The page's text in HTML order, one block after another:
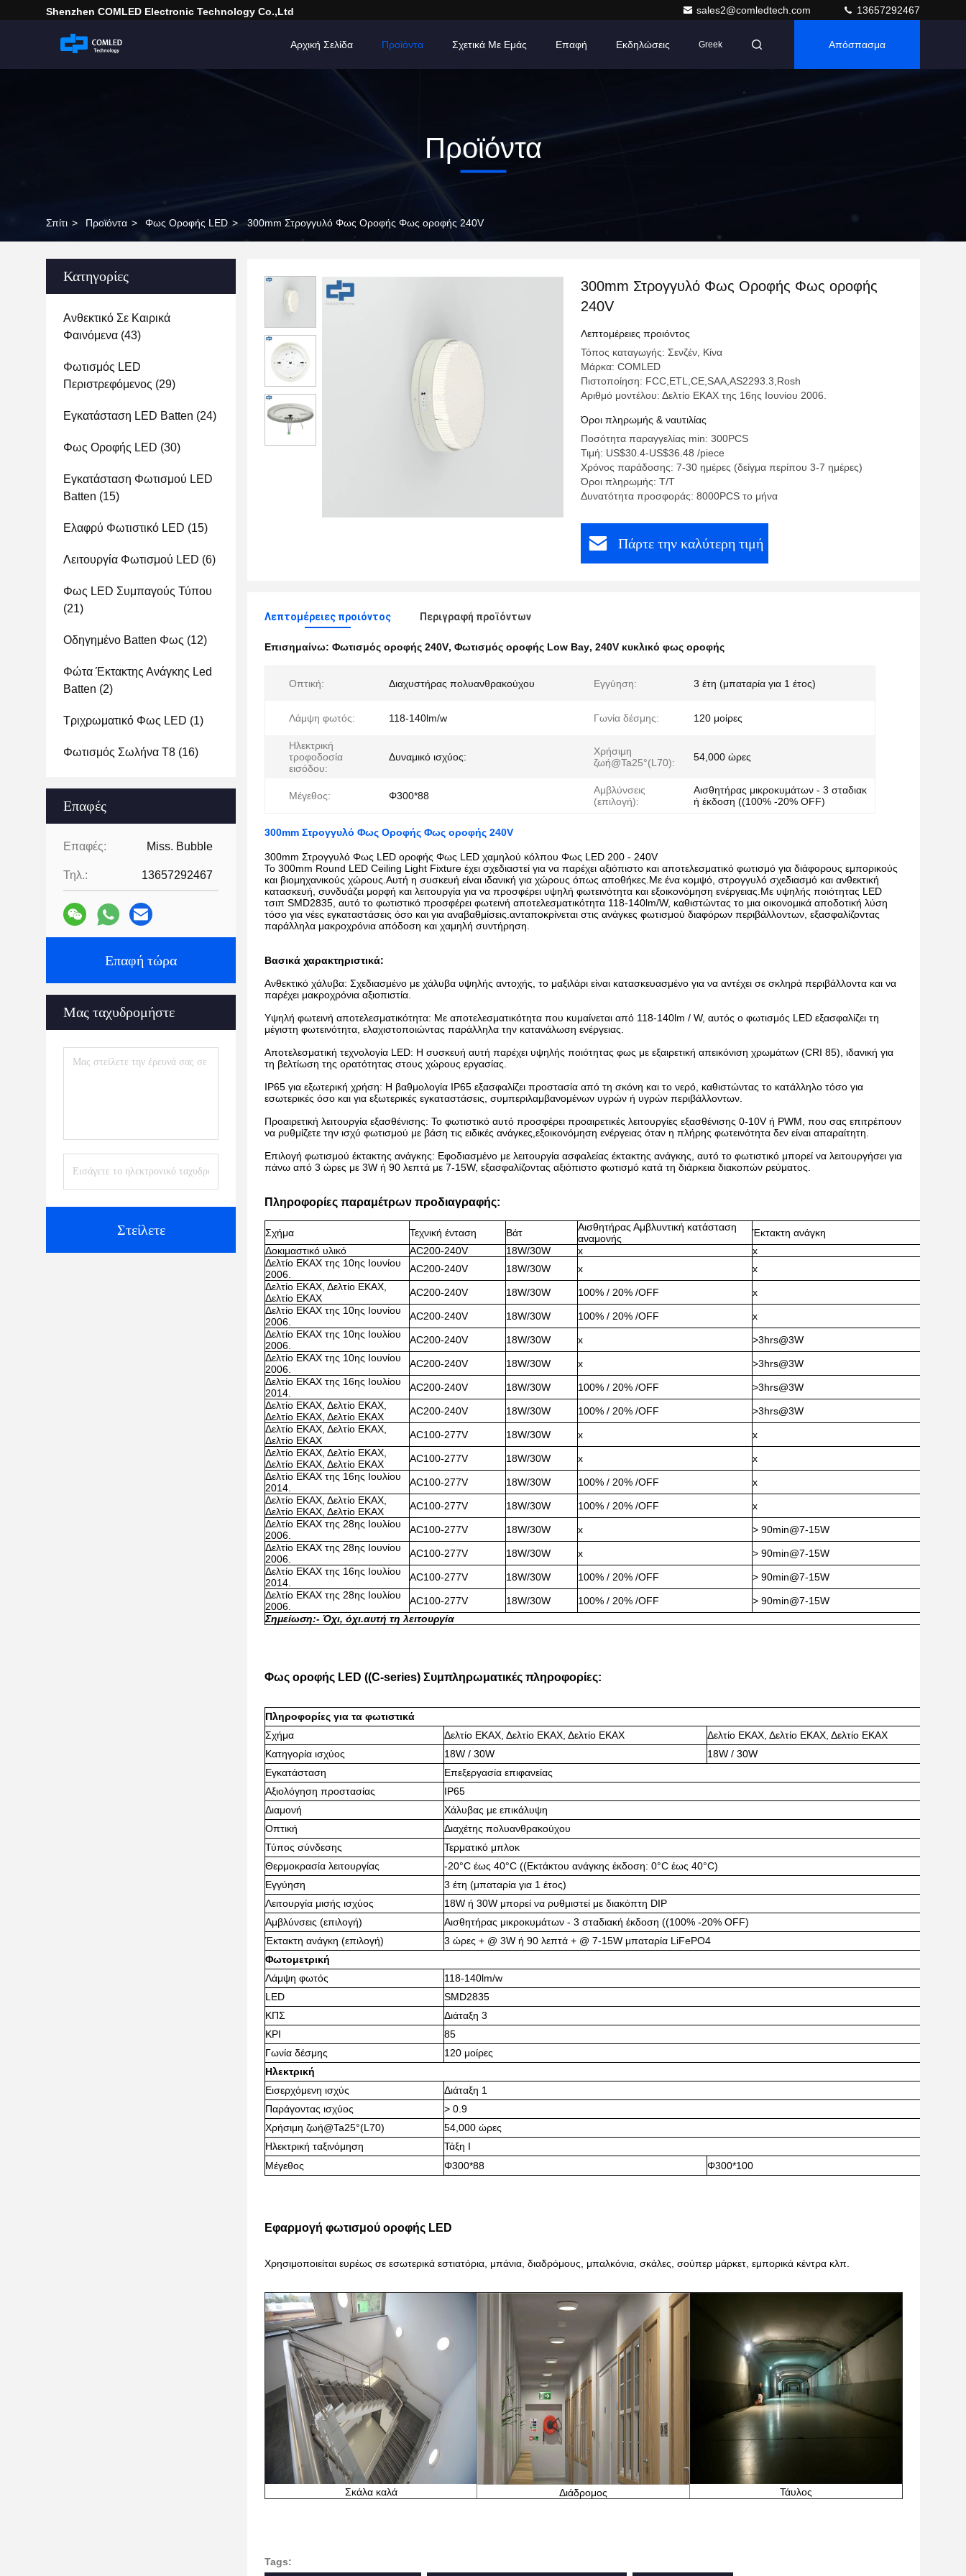
Shenzhen COMLED Electronic Technology Co.,ltd sales2@comledtech.com 13657292467
Αρχική Σελίδα Προϊόντα Σχετικά Με Εμάς Επαφή Εκδηλώσεις Greek Απόσπασμα
Προϊόντα
Σπίτι > Προϊόντα > Φως Οροφής LED > 300mm Στρογγυλό Φως Οροφής Φως οροφής 240V
Κατηγορίες
Ανθεκτικό Σε Καιρικά
Φαινόμενα (43)
Φωτισμός LED
Περιστρεφόμενος (29)
Εγκατάσταση LED Batten (24)
Φως Οροφής LED (30)
Εγκατάσταση Φωτισμού LED
Batten (15)
Ελαφρύ Φωτιστικό LED (15)
Λειτουργία Φωτισμού LED (6)
Φως LED Συμπαγούς Τύπου
(21)
Οδηγημένο Batten Φως (12)
Φώτα Έκτακτης Ανάγκης Led
Batten (2)
Τριχρωματικό Φως LED (1)
Φωτισμός Σωλήνα T8 (16)
Επαφές
Επαφές: Miss. Bubble
Τηλ.: 13657292467
Επαφή τώρα
Μας ταχυδρομήστε
Στείλετε
300mm Στρογγυλό Φως Οροφής Φως οροφής
240V
Λεπτομέρειες προιόντος
Τόπος καταγωγής: Σενζέν, Κίνα
Μάρκα: COMLED
Πιστοποίηση: FCC,ETL,CE,SAA,AS2293.3,Rosh
Αριθμό μοντέλου: Δελτίο ΕΚΑΧ της 16ης Ιουνίου 2006.
Όροι πληρωμής & ναυτιλίας
Ποσότητα παραγγελίας min: 300PCS
Τιμή: US$30.4-US$36.48 /piece
Χρόνος παράδοσης: 7-30 ημέρες (δείγμα περίπου 3-7 ημέρες)
Όροι πληρωμής: Τ/Τ
Δυνατότητα προσφοράς: 8000PCS το μήνα
Πάρτε την καλύτερη τιμή
Λεπτομέρειες προιόντος Περιγραφή προϊόντων
Επισημαίνω: Φωτισμός οροφής 240V, Φωτισμός οροφής Low Bay, 240V κυκλικό φως οροφής
Οπτική: Διαχυστήρας πολυανθρακούχου Εγγύηση: 3 έτη (μπαταρία για 1 έτος)
Λάμψη φωτός: 118-140lm/w Γωνία δέσμης: 120 μοίρες
Ηλεκτρική
τροφοδοσία
εισόδου:
Δυναμικό ισχύος:
Χρήσιμη
ζωή@Ta25°(L70):
54,000 ώρες
Μέγεθος: Φ300*88
Αμβλύνσεις
(επιλογή):
Αισθητήρας μικροκυμάτων - 3 σταδιακ
ή έκδοση ((100% -20% OFF)
300mm Στρογγυλό Φως Οροφής Φως οροφής 240V
300mm Στρογγυλό Φως LED οροφής Φως LED χαμηλού κόλπου Φως LED 200 - 240V
Το 300mm Round LED Ceiling Light Fixture έχει σχεδιαστεί για να παρέχει αξιόπιστο και αποτελεσματικό φωτισμό για διάφορους εμπορικούς
και βιομηχανικούς χώρους.Αυτή η συσκευή είναι ιδανική για χώρους όπως αποθήκες.Με ένα κομψό, στρογγυλό σχεδιασμό και ανθεκτική
κατασκευή, συνδυάζει μορφή και λειτουργία για να προσφέρει υψηλή φωτεινότητα και εξοικονόμηση ενέργειας.Με υψηλής ποιότητας LED
τσιπ SMD2835, αυτό το φωτιστικό προσφέρει φωτεινή αποτελεσματικότητα 118-140lm/W, καθιστώντας το μια οικονομικά αποδοτική λύση
τόσο για νέες εγκαταστάσεις όσο και για αναβαθμίσεις.ανταποκρίνεται στις ανάγκες φωτισμού διαφόρων περιβάλλοντων, εξασφαλίζοντας
παράλληλα μακροχρόνια απόδοση και χαμηλή συντήρηση.
Βασικά χαρακτηριστικά:
Ανθεκτικό χάλυβα: Σχεδιασμένο με χάλυβα υψηλής αντοχής, το μαξιλάρι είναι κατασκευασμένο για να αντέχει σε σκληρά περιβάλλοντα και να
παρέχει μακροχρόνια αξιοπιστία.
Υψηλή φωτεινή αποτελεσματικότητα: Με αποτελεσματικότητα που κυμαίνεται από 118-140lm / W, αυτός ο φωτισμός LED εξασφαλίζει τη
μέγιστη φωτεινότητα, ελαχιστοποιώντας παράλληλα την κατανάλωση ενέργειας.
Αποτελεσματική τεχνολογία LED: Η συσκευή αυτή παρέχει υψηλής ποιότητας φως με εξαιρετική απεικόνιση χρωμάτων (CRI 85), ιδανική για
τη βελτίωση της ορατότητας στους χώρους εργασίας.
IP65 για εξωτερική χρήση: Η βαθμολογία IP65 εξασφαλίζει προστασία από τη σκόνη και το νερό, καθιστώντας το κατάλληλο τόσο για
εσωτερικές όσο και για εξωτερικές εγκαταστάσεις, συμπεριλαμβανομένων υγρών ή υγρών περιβάλλοντων.
Προαιρετική λειτουργία εξασθένισης: Το φωτιστικό αυτό προσφέρει προαιρετικές λειτουργίες εξασθένισης 0-10V ή PWM, που σας επιτρέπουν
να ρυθμίζετε την ισχύ φωτισμού με βάση τις ειδικές ανάγκες,εξοικονόμηση ενέργειας όταν η πλήρης φωτεινότητα δεν είναι απαραίτητη.
Επιλογή φωτισμού έκτακτης ανάγκης: Εφοδιασμένο με λειτουργία ασφαλείας έκτακτης ανάγκης, αυτό το φωτιστικό μπορεί να λειτουργήσει για
πάνω από 3 ώρες με 3W ή 90 λεπτά με 7-15W, εξασφαλίζοντας αξιόπιστο φωτισμό κατά τη διάρκεια διακοπών ρεύματος.
Πληροφορίες παραμέτρων προδιαγραφής:
Σχήμα Τεχνική ένταση Βάτ
Αισθητήρας Αμβλυντική κατάσταση
αναμονής
Έκτακτη ανάγκη
Δοκιμαστικό υλικό
AC200-240V 18W/30W x
x
Δελτίο ΕΚΑΧ της 10ης Ιουνίου
2006.
AC200-240V 18W/30W x
x
Δελτίο ΕΚΑΧ, Δελτίο ΕΚΑΧ,
Δελτίο ΕΚΑΧ
AC200-240V 18W/30W 100% / 20% /OFF
x
Δελτίο ΕΚΑΧ της 10ης Ιουνίου
2006.
AC200-240V 18W/30W 100% / 20% /OFF
x
Δελτίο ΕΚΑΧ της 10ης Ιουλίου
2006.
AC200-240V 18W/30W x
>3hrs@3W
Δελτίο ΕΚΑΧ της 10ης Ιουνίου
2006.
AC200-240V 18W/30W x
>3hrs@3W
Δελτίο ΕΚΑΧ της 16ης Ιουλίου
2014.
AC200-240V 18W/30W 100% / 20% /OFF
>3hrs@3W
Δελτίο ΕΚΑΧ, Δελτίο ΕΚΑΧ,
Δελτίο ΕΚΑΧ, Δελτίο ΕΚΑΧ
AC200-240V 18W/30W 100% / 20% /OFF
>3hrs@3W
Δελτίο ΕΚΑΧ, Δελτίο ΕΚΑΧ,
Δελτίο ΕΚΑΧ
AC100-277V 18W/30W x
x
Δελτίο ΕΚΑΧ, Δελτίο ΕΚΑΧ,
Δελτίο ΕΚΑΧ, Δελτίο ΕΚΑΧ
AC100-277V 18W/30W x
x
Δελτίο ΕΚΑΧ της 16ης Ιουλίου
2014.
AC100-277V 18W/30W 100% / 20% /OFF
x
Δελτίο ΕΚΑΧ, Δελτίο ΕΚΑΧ,
Δελτίο ΕΚΑΧ, Δελτίο ΕΚΑΧ
AC100-277V 18W/30W 100% / 20% /OFF
x
Δελτίο ΕΚΑΧ της 28ης Ιουλίου
2006.
AC100-277V 18W/30W x
> 90min@7-15W
Δελτίο ΕΚΑΧ της 28ης Ιουνίου
2006.
AC100-277V 18W/30W x
> 90min@7-15W
Δελτίο ΕΚΑΧ της 16ης Ιουλίου
2014.
AC100-277V 18W/30W 100% / 20% /OFF
> 90min@7-15W
Δελτίο ΕΚΑΧ της 28ης Ιουλίου
2006.
AC100-277V 18W/30W 100% / 20% /OFF
> 90min@7-15W
Σημείωση:- Όχι, όχι.αυτή τη λειτουργία
Φως οροφής LED ((C-series) Συμπληρωματικές πληροφορίες:
Πληροφορίες για τα φωτιστικά
Σχήμα
Δελτίο ΕΚΑΧ, Δελτίο ΕΚΑΧ, Δελτίο ΕΚΑΧ
Δελτίο ΕΚΑΧ, Δελτίο ΕΚΑΧ, Δελτίο ΕΚΑΧ
Κατηγορία ισχύος
18W / 30W
18W / 30W
Εγκατάσταση
Επεξεργασία επιφανείας
Αξιολόγηση προστασίας
IP65
Διαμονή
Χάλυβας με επικάλυψη
Οπτική
Διαχέτης πολυανθρακούχου
Τύπος σύνδεσης
Τερματικό μπλοκ
Θερμοκρασία λειτουργίας
-20°C έως 40°C ((Εκτάκτου ανάγκης έκδοση: 0°C έως 40°C)
Εγγύηση
3 έτη (μπαταρία για 1 έτος)
Λειτουργία μισής ισχύος
18W ή 30W μπορεί να ρυθμιστεί με διακόπτη DIP
Αμβλύνσεις (επιλογή)
Αισθητήρας μικροκυμάτων - 3 σταδιακή έκδοση ((100% -20% OFF)
Έκτακτη ανάγκη (επιλογή)
3 ώρες + @ 3W ή 90 λεπτά + @ 7-15W μπαταρία LiFePO4
Φωτομετρική
Λάμψη φωτός
118-140lm/w
LED
SMD2835
ΚΠΣ
Διάταξη 3
ΚΡΙ
85
Γωνία δέσμης
120 μοίρες
Ηλεκτρική
Εισερχόμενη ισχύς
Διάταξη 1
Παράγοντας ισχύος
> 0.9
Χρήσιμη ζωή@Ta25°(L70)
54,000 ώρες
Ηλεκτρική ταξινόμηση
Τάξη Ι
Μέγεθος
Φ300*88 Φ300*100
Εφαρμογή φωτισμού οροφής LED
Χρησιμοποιείται ευρέως σε εσωτερικά εστιατόρια, μπάνια, διαδρόμους, μπαλκόνια, σκάλες, σούπερ μάρκετ, εμπορικά κέντρα κλπ.
Σκάλα καλά Διάδρομος Τάυλος
Tags: